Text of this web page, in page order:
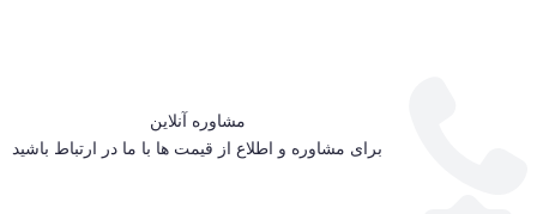
مشاوره آنلاین
برای مشاوره و اطلاع از قیمت ها با ما در ارتباط باشید